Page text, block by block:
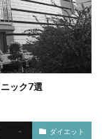
ック7選
ダイエット